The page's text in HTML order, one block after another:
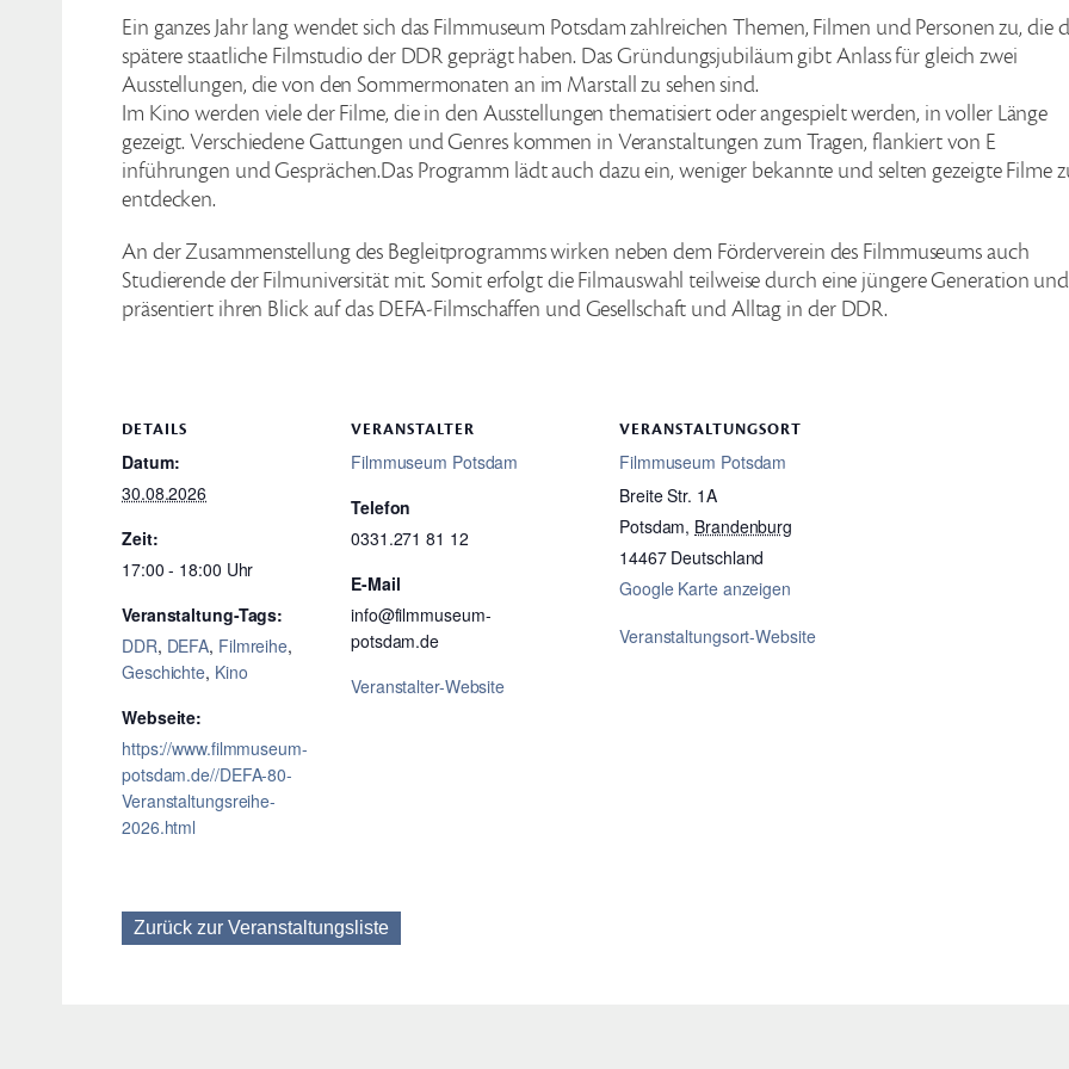
Ein ganzes Jahr lang wendet sich das Filmmuseum Potsdam zahlreichen Themen, Filmen und Personen zu, die
spätere staatliche Filmstudio der DDR geprägt haben. Das Gründungsjubiläum gibt Anlass für gleich zwei
Ausstellungen, die von den Sommermonaten an im Marstall zu sehen sind.
Im Kino werden viele der Filme, die in den Ausstellungen thematisiert oder angespielt werden, in voller Länge
gezeigt. Verschiedene Gattungen und Genres kommen in Veranstaltungen zum Tragen, flankiert von E
inführungen und Gesprächen.Das Programm lädt auch dazu ein, weniger bekannte und selten gezeigte Filme
entdecken.
An der Zusammenstellung des Begleitprogramms wirken neben dem Förderverein des Filmmuseums auch
Studierende der Filmuniversität mit. Somit erfolgt die Filmauswahl teilweise durch eine jüngere Generation und
präsentiert ihren Blick auf das DEFA-Filmschaffen und Gesellschaft und Alltag in der DDR.
DETAILS
Datum:
30.08.2026
Zeit:
17:00 - 18:00
Veranstaltung-Tags:
DDR, DEFA, Filmreihe,
Geschichte, Kino
Webseite:
https://www.filmmuseum-
potsdam.de//DEFA-80-
Veranstaltungsreihe-
2026.html
VERANSTALTER
Filmmuseum Potsdam
Telefon
0331.271 81 12
E-Mail
info@filmmuseum-
potsdam.de
Veranstalter-Website
VERANSTALTUNGSORT
Filmmuseum Potsdam
Breite Str. 1A
Potsdam, Brandenburg
14467 Deutschland
Google Karte anzeigen
Veranstaltungsort-Website
Zurück zur Veranstaltungsliste